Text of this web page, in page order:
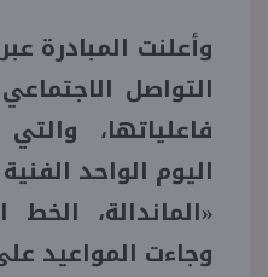
وأعلنت المبادرة
التواصل
فاعلياتها،
اليوم الواحد
«الماندالة، الخط
وجاءت المواعيد